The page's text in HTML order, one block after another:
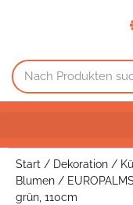
Start / Dekoration /
Blumen /
grün, 110cm